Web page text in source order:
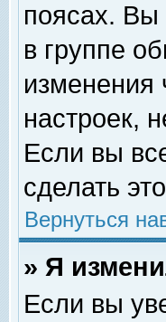
поясах. Вы
в группе
изменения
настроек,
Если вы
сделать
Вернуться
» Я
Если вы